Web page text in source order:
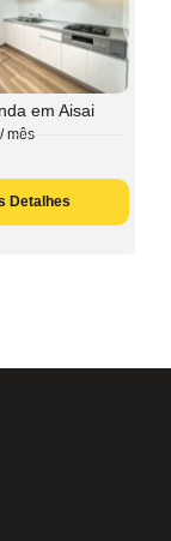
em Aisai
/ mês
Detalhes